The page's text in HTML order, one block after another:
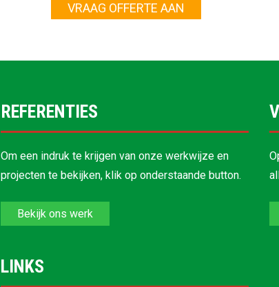
VRAAG OFFERTE AAN
REFERENTIES
Om een indruk te krijgen van onze werkwijze en
projecten te bekijken, klik op onderstaande button.
Bekijk ons werk
LINKS